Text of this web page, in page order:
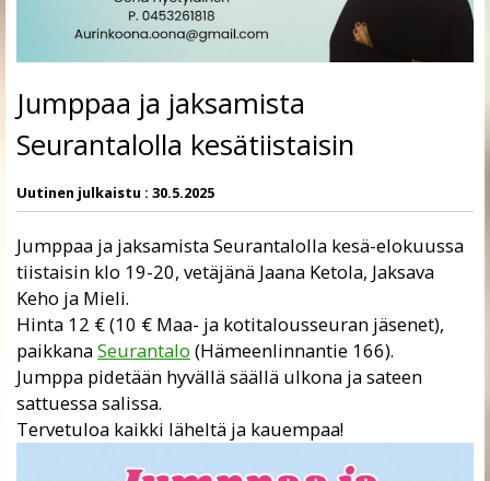
Jumppaa ja jaksamista
Seurantalolla kesätiistaisin
Uutinen julkaistu : 30.5.2025
Jumppaa ja jaksamista Seurantalolla kesä-elokuussa
tiistaisin klo 19-20, vetäjänä Jaana Ketola, Jaksava
Keho ja Mieli.
Hinta 12 € (10 € Maa- ja kotitalousseuran jäsenet),
paikkanaSeurantalo (Hämeenlinnantie 166).
Jumppa pidetään hyvällä säällä ulkona ja sateen
sattuessa salissa.
Tervetuloa kaikki läheltä ja kauempaa!